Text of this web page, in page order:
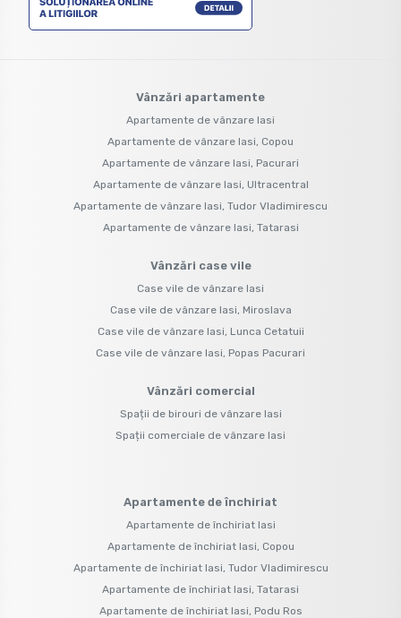
Vânzări apartamente
Apartamente de vânzare Iasi
Apartamente de vânzare Iasi, Copou
Apartamente de vânzare Iasi, Pacurari
Apartamente de vânzare Iasi, Ultracentral
Apartamente de vânzare Iasi, Tudor Vladimirescu
Apartamente de vânzare Iasi, Tatarasi
Vânzări case vile
Case vile de vânzare Iasi
Case vile de vânzare Iasi, Miroslava
Case vile de vânzare Iasi, Lunca Cetatuii
Case vile de vânzare Iasi, Popas Pacurari
Vânzări comercial
Spații de birouri de vânzare Iasi
Spații comerciale de vânzare Iasi
Apartamente de închiriat
Apartamente de închiriat Iasi
Apartamente de închiriat Iasi, Copou
Apartamente de închiriat Iasi, Tudor Vladimirescu
Apartamente de închiriat Iasi, Tatarasi
Apartamente de închiriat Iasi, Podu Ros